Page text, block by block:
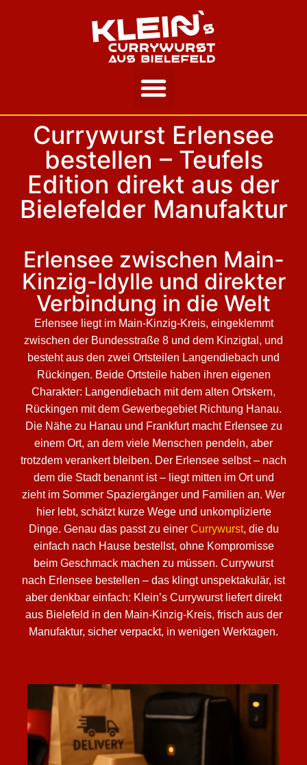
Currywurst Erlensee
bestellen – Teufels
Edition direkt aus der
Bielefelder Manufaktur
Erlensee zwischen Main-
Kinzig-Idylle und direkter
Verbindung in die Welt
Erlensee liegt im Main-Kinzig-Kreis, eingeklemmt
zwischen der Bundesstraße 8 und dem Kinzigtal, und
besteht aus den zwei Ortsteilen Langendiebach und
Rückingen. Beide Ortsteile haben ihren eigenen
Charakter: Langendiebach mit dem alten Ortskern,
Rückingen mit dem Gewerbegebiet Richtung Hanau.
Die Nähe zu Hanau und Frankfurt macht Erlensee zu
einem Ort, an dem viele Menschen pendeln, aber
trotzdem verankert bleiben. Der Erlensee selbst – nach
dem die Stadt benannt ist – liegt mitten im Ort und
zieht im Sommer Spaziergänger und Familien an. Wer
hier lebt, schätzt kurze Wege und unkomplizierte
Dinge. Genau das passt zu einer Currywurst, die du
einfach nach Hause bestellst, ohne Kompromisse
beim Geschmack machen zu müssen. Currywurst
nach Erlensee bestellen – das klingt unspektakulär, ist
aber denkbar einfach: Klein’s Currywurst liefert direkt
aus Bielefeld in den Main-Kinzig-Kreis, frisch aus der
Manufaktur, sicher verpackt, in wenigen Werktagen.